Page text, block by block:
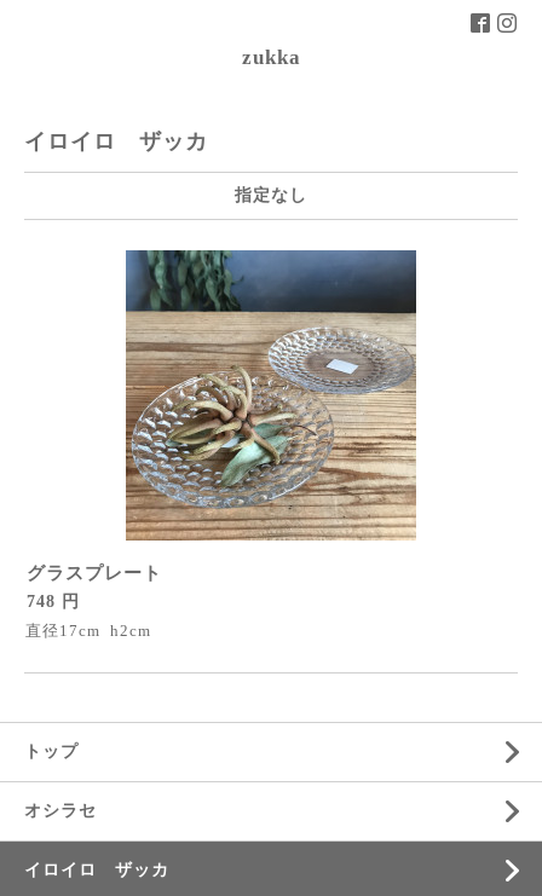
zukka
イロイロ ザッカ
指定なし
グラスプレート
748 円
直径17cm h2cm
トップ
オシラセ
イロイロ ザッカ